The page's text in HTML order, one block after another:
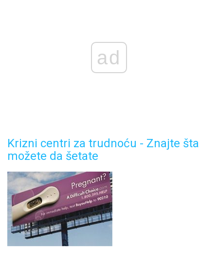
ad
Krizni centri za trudnoću - Znajte šta
možete da šetate